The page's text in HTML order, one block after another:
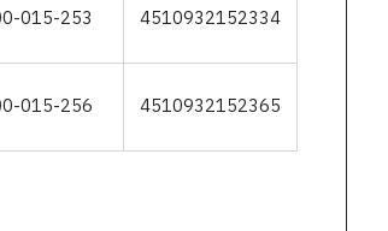
015-253 4510932152334
015-256 4510932152365